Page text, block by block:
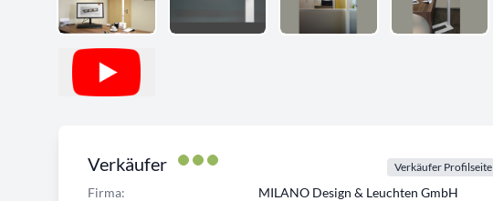
Verkäufer Verkäufer Profilseite
Firma:
MILANO Design & Leuchten GmbH